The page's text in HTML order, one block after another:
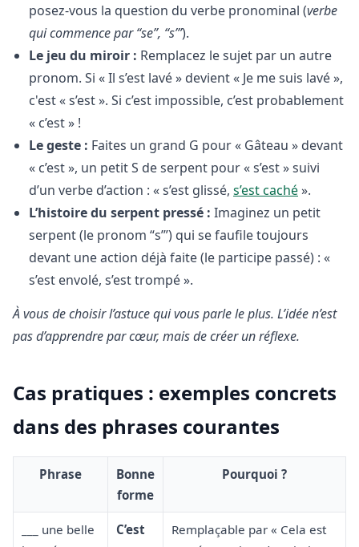
posez-vous la question du verbe pronominal (verbe
qui commence par “se”, “s’”).
Le jeu du miroir : Remplacez le sujet par un autre
pronom. Si « Il s’est lavé » devient « Je me suis lavé »,
c'est « s’est ». Si c’est impossible, c’est probablement
« c’est » !
Le geste : Faites un grand G pour « Gâteau » devant
« c’est », un petit S de serpent pour « s’est » suivi
d’un verbe d’action : « s’est glissé, s’est caché».
L’histoire du serpent pressé : Imaginez un petit
serpent (le pronom “s’”) qui se faufile toujours
devant une action déjà faite (le participe passé) : «
s’est envolé, s’est trompé ».
À vous de choisir l’astuce qui vous parle le plus. L’idée n’est
pas d’apprendre par cœur, mais de créer un réflexe.
Cas pratiques : exemples concrets
dans des phrases courantes
Phrase
Bonne
forme
Pourquoi ?
___ une belle
C’est
Remplaçable par « Cela est